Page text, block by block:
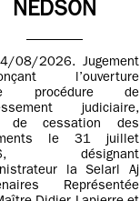
NEDSON
08/2026. Jugement
l’ouverture
procédure de
judiciaire,
de cessation des
le 31 juillet
désignant
la Selarl Aj
Représentée